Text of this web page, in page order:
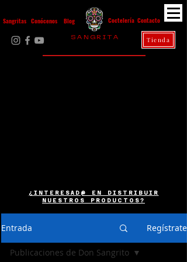
Sangritas Conócenos Contacto
Blog Coctelería
Tienda
S A N G R I T A
¿INTERESAD@ EN DISTRIBUIR
NUESTROS PRODUCTOS?
Entrada Regístrate
Publicaciones de Don Sangrito